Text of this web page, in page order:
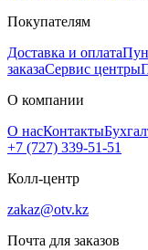
Покупателям
Доставка и оплата
заказаСервис центры
О компании
О насКонтакты
+7 (727) 339-51-51
Колл-центр
zakaz@otv.kz
Почта для заказов